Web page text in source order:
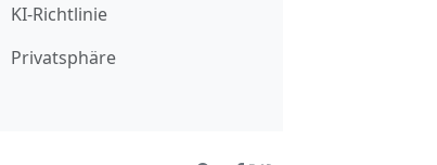
KI-Richtlinie
Privatsphäre